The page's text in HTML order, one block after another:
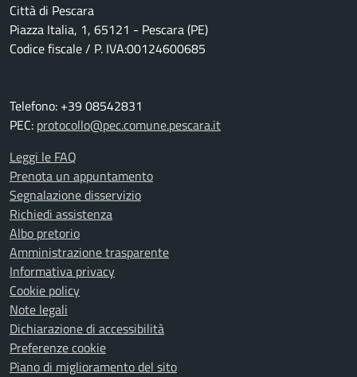
Città di Pescara
Piazza Italia, 1, 65121 - Pescara (PE)
Codice fiscale / P. IVA:00124600685
Telefono: +39 08542831
PEC: protocollo@pec.comune.pescara.it
Leggi le FAQ
Prenota un appuntamento
Segnalazione disservizio
Richiedi assistenza
Albo pretorio
Amministrazione trasparente
Informativa privacy
Cookie policy
Note legali
Dichiarazione di accessibilità
Preferenze cookie
Piano di miglioramento del sito